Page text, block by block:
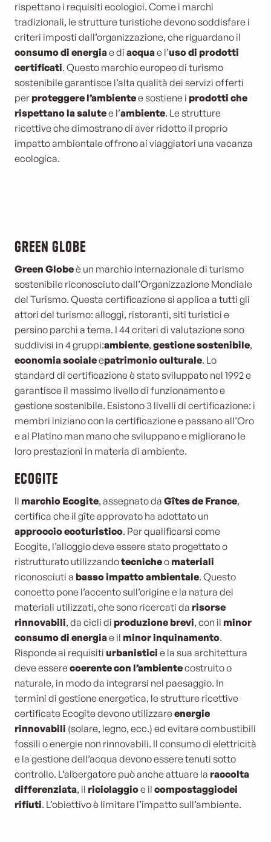
rispettano i requisiti ecologici. Come i marchi
tradizionali, le strutture turistiche devono soddisfare i
criteri imposti dall’organizzazione, che riguardano il
consumo di energiae di acquae l’uso di prodotti
certificati. Questo marchio europeo di turismo
sostenibile garantisce l’alta qualità dei servizi offerti
per proteggere l’ambientee sostiene i prodotti che
rispettano la salutee l’ambiente. Le strutture
ricettive che dimostrano di aver ridotto il proprio
impatto ambientale offrono ai viaggiatori una vacanza
ecologica.
Green Globe
Green Globeè un marchio internazionale di turismo
sostenibile riconosciuto dall’Organizzazione Mondiale
del Turismo. Questa certificazione si applica a tutti gli
attori del turismo: alloggi, ristoranti, siti turistici e
persino parchi a tema. I 44 criteri di valutazione sono
suddivisi in 4 gruppi:ambiente, gestione sostenibile,
economia socialeepatrimonio culturale. Lo
standard di certificazione è stato sviluppato nel 1992 e
garantisce il massimo livello di funzionamento e
gestione sostenibile. Esistono 3 livelli di certificazione: i
membri iniziano con la certificazione e passano all’Oro
e al Platino man mano che sviluppano e migliorano le
loro prestazioni in materia di ambiente.
Ecogite
Il marchio Ecogite, assegnato da Gîtes de France,
certifica che il gîte approvato ha adottato un
approccio ecoturistico. Per qualificarsi come
Ecogite, l’alloggio deve essere stato progettato o
ristrutturato utilizzandotecnicheo materiali
riconosciuti a basso impatto ambientale. Questo
concetto pone l’accento sull’origine e la natura dei
materiali utilizzati, che sono ricercati da risorse
rinnovabili, da cicli di produzione brevi, con il minor
consumo di energiae il minor inquinamento.
Risponde ai requisiti urbanistici e la sua architettura
deve esserecoerente con l’ambientecostruito o
naturale, in modo da integrarsi nel paesaggio. In
termini di gestione energetica, le strutture ricettive
certificate Ecogite devono utilizzareenergie
rinnovabili (solare, legno, ecc.) ed evitare combustibili
fossili o energie non rinnovabili. Il consumo di elettricità
e la gestione dell’acqua devono essere tenuti sotto
controllo. L’albergatore può anche attuare la raccolta
differenziata, il riciclaggioe il compostaggiodei
rifiuti. L’obiettivo è limitare l’impatto sull’ambiente.